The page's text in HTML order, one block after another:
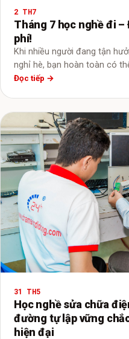
2 TH7
Tháng 7 học nghề đi –
phí!
Khi nhiều người đang tận
nghỉ hè, bạn hoàn toàn có
Đọc tiếp →
31 TH5
Học nghề sửa chữa
đường tự lập vững
hiện đại